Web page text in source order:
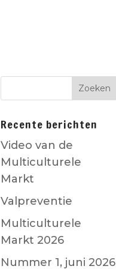
Recente berichten
Video van de
Multiculturele
Markt
Valpreventie
Multiculturele
Markt 2026
Nummer 1, juni 2026